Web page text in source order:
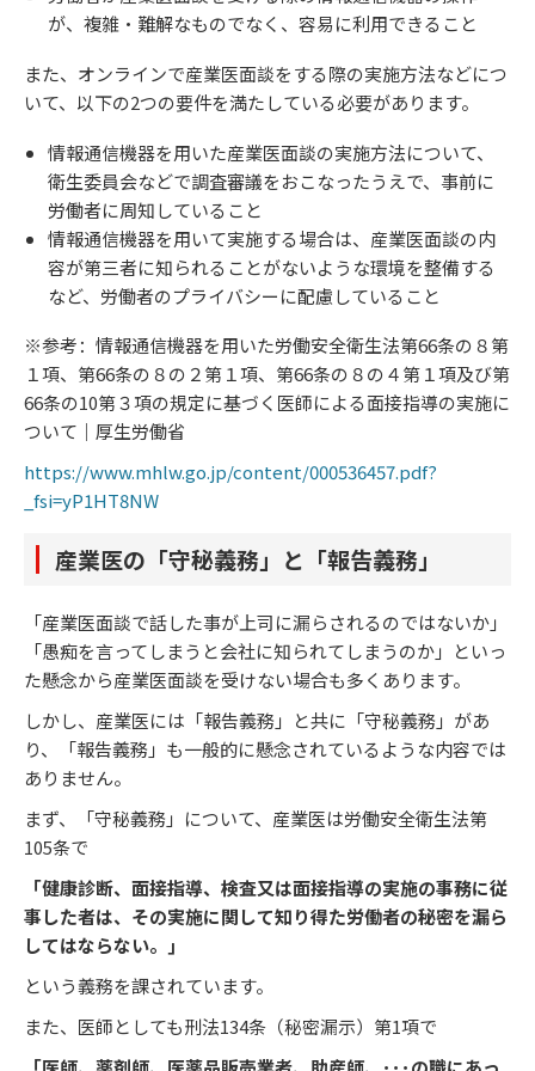
が、複雑・難解なものでなく、容易に利用できること
また、オンラインで産業医面談をする際の実施方法などにつ
いて、以下の2つの要件を満たしている必要があります。
情報通信機器を用いた産業医面談の実施方法について、
衛生委員会などで調査審議をおこなったうえで、事前に
労働者に周知していること
情報通信機器を用いて実施する場合は、産業医面談の内
容が第三者に知られることがないような環境を整備する
など、労働者のプライバシーに配慮していること
※参考：情報通信機器を用いた労働安全衛生法第66条の８第
１項、第66条の８の２第１項、第66条の８の４第１項及び第
66条の10第３項の規定に基づく医師による面接指導の実施に
ついて｜厚生労働省
https://www.mhlw.go.jp/content/000536457.pdf?
_fsi=yP1HT8NW
産業医の「守秘義務」と「報告義務」
「産業医面談で話した事が上司に漏らされるのではないか」
「愚痴を言ってしまうと会社に知られてしまうのか」といっ
た懸念から産業医面談を受けない場合も多くあります。
しかし、産業医には「報告義務」と共に「守秘義務」があ
り、「報告義務」も一般的に懸念されているような内容では
ありません。
まず、「守秘義務」について、産業医は労働安全衛生法第
105条で
「健康診断、面接指導、検査又は面接指導の実施の事務に従
事した者は、その実施に関して知り得た労働者の秘密を漏ら
してはならない。」
という義務を課されています。
また、医師としても刑法134条（秘密漏示）第1項で